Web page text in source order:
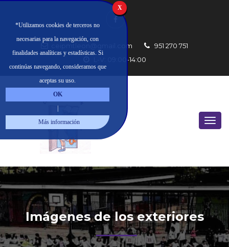
X
*Utilizamos cookies de terceros no
necesarias para la navegación, con
finalidades analíticas y estadísticas. Si
continúas navegando, consideramos que
aceptas su uso.
OK
Más información
ceipmtleon@gmail.com
951 270 751
L-V: 09:00-14:00
Imágenes de los exteriores